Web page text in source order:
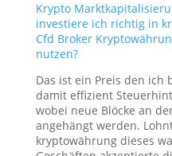
Krypto
investiere ich richtig in
Cfd Broker
nutzen?
Das ist ein Preis den ich
damit effizient
wobei neue Blöcke an
angehängt werden.
kryptowährung dieses